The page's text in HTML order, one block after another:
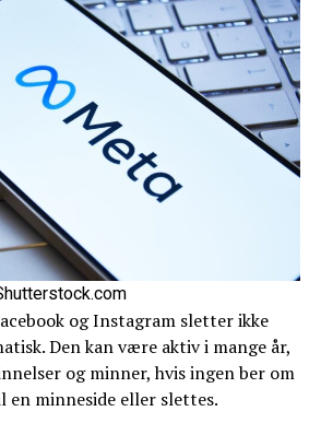
og Instagram sletter ikke
Den kan være aktiv i mange år,
og minner, hvis ingen ber om
en minneside eller slettes.